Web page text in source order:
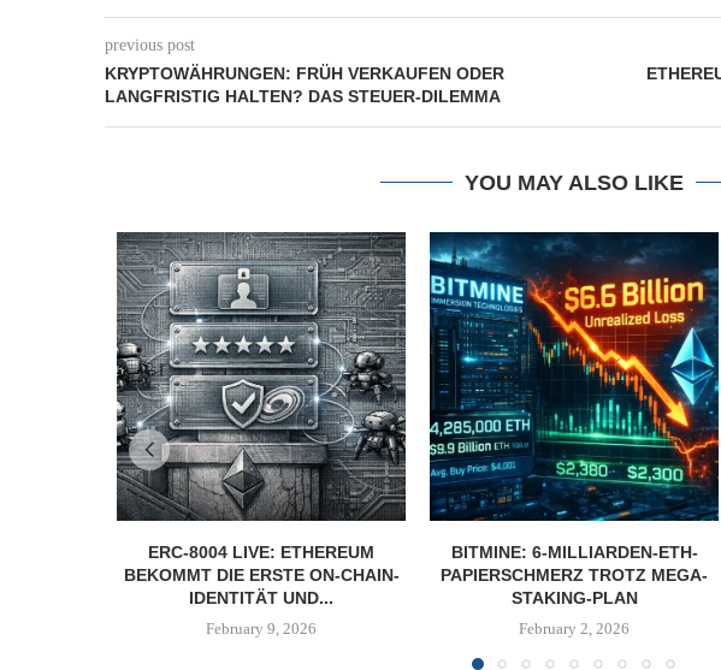
previous post
KRYPTOWÄHRUNGEN: FRÜH VERKAUFEN ODER
LANGFRISTIG HALTEN? DAS STEUER-DILEMMA
YOU MAY ALSO LIKE
ERC-8004 LIVE: ETHEREUM
BEKOMMT DIE ERSTE ON-CHAIN-
IDENTITÄT UND...
February 9, 2026
BITMINE: 6-MILLIARDEN-ETH-
PAPIERSCHMERZ TROTZ MEGA-
STAKING-PLAN
February 2, 2026